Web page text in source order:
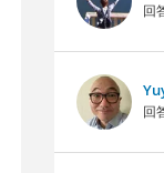
回
回